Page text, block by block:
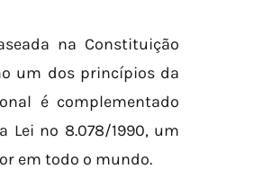
na Constituição
um dos princípios da
é complementado
Lei nº 8.078/1990, um
em todo o mundo.